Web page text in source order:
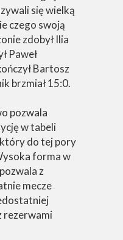
się wielką
czego swoją
zdobył Ilia
Paweł
Bartosz
brzmiał 15:0.
pozwala
w tabeli
do tej pory
forma w
z
mecze
rezerwami